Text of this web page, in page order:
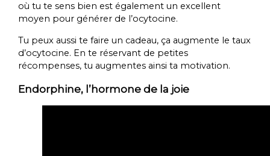
où tu te sens bien est également un excellent
moyen pour générer de l’ocytocine.
Tu peux aussi te faire un cadeau, ça augmente le taux
d’ocytocine. En te réservant de petites
récompenses, tu augmentes ainsi ta motivation.
Endorphine, l’hormone de la joie